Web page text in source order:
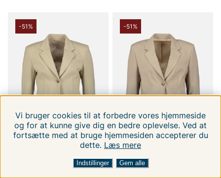
FILTRERA EFTER SORTER EFTER:
-51% -51%
TIGER OF SWEDEN
Vi bruger cookies til at forbedre vores hjemmeside
og for at kunne give dig en bedre oplevelse. Ved at
fortsætte med at bruge hjemmesiden accepterer du
dette. Læs mere
Indstillinger Gem alle